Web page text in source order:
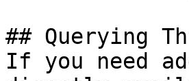
## Querying
If you need